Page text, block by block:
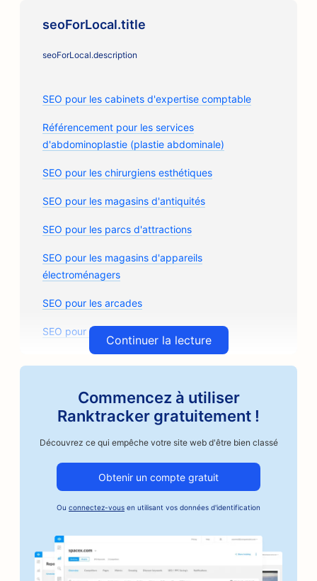
seoForLocal.title
seoForLocal.description
SEO pour les cabinets d'expertise comptable
Référencement pour les services
d'abdominoplastie (plastie abdominale)
SEO pour les chirurgiens esthétiques
SEO pour les magasins d'antiquités
SEO pour les parcs d'attractions
SEO pour les magasins d'appareils
électroménagers
SEO pour les arcades
SEO pour les cabinets d'architectes
SEO pour les magasins de pièces détachées
SEO pour les cours d'art
SEO pour les ateliers de réparation automobile
SEO pour Artisan Coffee Roasters
SEO pour les boulangeries
Continuer la lecture
Commencez à utiliser
Ranktracker gratuitement !
Découvrez ce qui empêche votre site web d'être bien classé
Obtenir un compte gratuit
Ou connectez-vous en utilisant vos données d'identification